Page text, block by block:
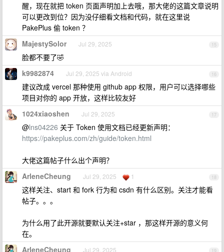
醒，现在就把 token 页面声明加上去哦，那大佬的这篇文章说明
可以更改到位？因为没仔细看文档和代码，就在这里说
PakePlus 偷 token ？
15
MajestySolor Jul 29, 2025
脸都不要了🤣
16
k9982874 Jul 29, 2025 via Android
建议改成 vercel 那种使用 github app 权限，用户可以选择哪些
项目对你的 app 开放，这样比较友好
17
1024xiaoshen Jul 29, 2025
@lns04226 关于 Token 使用文档已经更新声明：
https://pakeplus.com/zh/guide/token.html
大佬这篇帖子什么出个声明？
18
ArleneCheung Jul 29, 2025 1
这样关注、start 和 fork 行为和 csdn 有什么区别。关注才能看
帖子。。。
为什么用了此开源就要默认关注+star ，那这样开源的意义何
在。
ArleneCheung Jul 29, 2025